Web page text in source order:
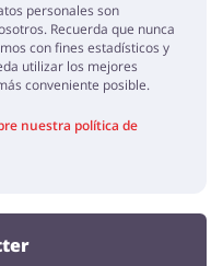
personales son
Recuerda que nunca
con fines estadísticos y
utilizar los mejores
conveniente posible.
nuestra política de